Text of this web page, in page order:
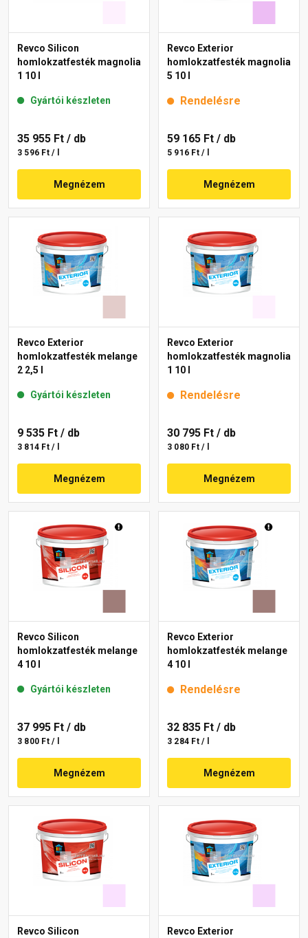
Revco Silicon
homlokzatfesték magnolia
1 10 l
Gyártói készleten
35 955 Ft / db
3 596 Ft / l
Megnézem
Revco Exterior
homlokzatfesték magnolia
5 10 l
Rendelésre
59 165 Ft / db
5 916 Ft / l
Megnézem
Revco Exterior
homlokzatfesték melange
2 2,5 l
Gyártói készleten
9 535 Ft / db
3 814 Ft / l
Megnézem
Revco Exterior
homlokzatfesték magnolia
1 10 l
Rendelésre
30 795 Ft / db
3 080 Ft / l
Megnézem
Revco Silicon
homlokzatfesték melange
4 10 l
Gyártói készleten
37 995 Ft / db
3 800 Ft / l
Megnézem
Revco Exterior
homlokzatfesték melange
4 10 l
Rendelésre
32 835 Ft / db
3 284 Ft / l
Megnézem
Revco Silicon
Revco Exterior